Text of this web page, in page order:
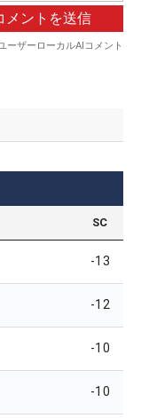
SC
-13
-12
-10
-10